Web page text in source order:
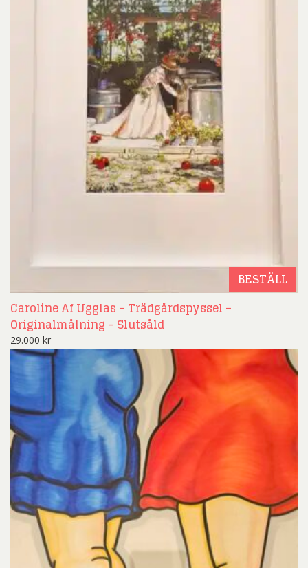
BESTÄLL
Caroline Af Ugglas – Trädgårdspyssel –
Originalmålning – Slutsåld
29.000 kr